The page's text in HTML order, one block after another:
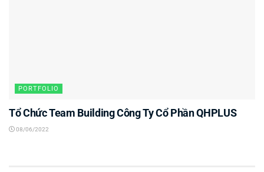
PORTFOLIO
Tổ Chức Team Building Công Ty Cổ Phần QHPLUS
08/06/2022